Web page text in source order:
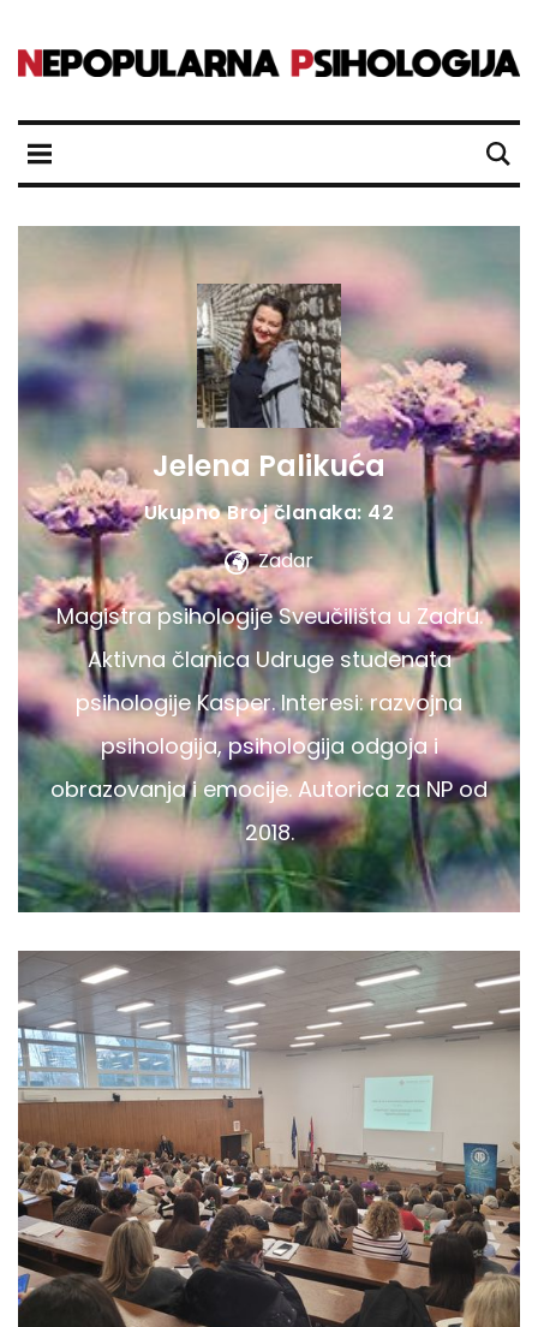
Jelena Palikuća
Ukupno Broj članaka: 42
Zadar
Magistra psihologije Sveučilišta u Zadru.
Aktivna članica Udruge studenata
psihologije Kasper. Interesi: razvojna
psihologija, psihologija odgoja i
obrazovanja i emocije. Autorica za NP od
2018.